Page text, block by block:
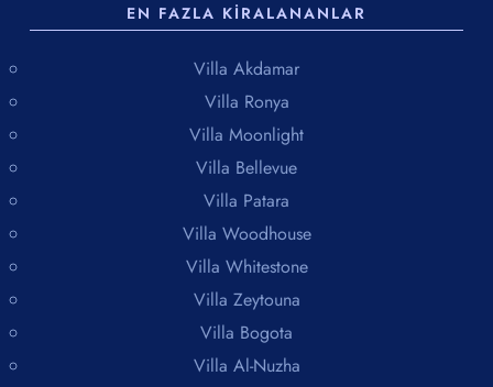
EN FAZLA KIRALANANLAR
Villa Akdamar
Villa Ronya
Villa Moonlight
Villa Bellevue
Villa Patara
Villa Woodhouse
Villa Whitestone
Villa Zeytouna
Villa Bogota
Villa Al-Nuzha